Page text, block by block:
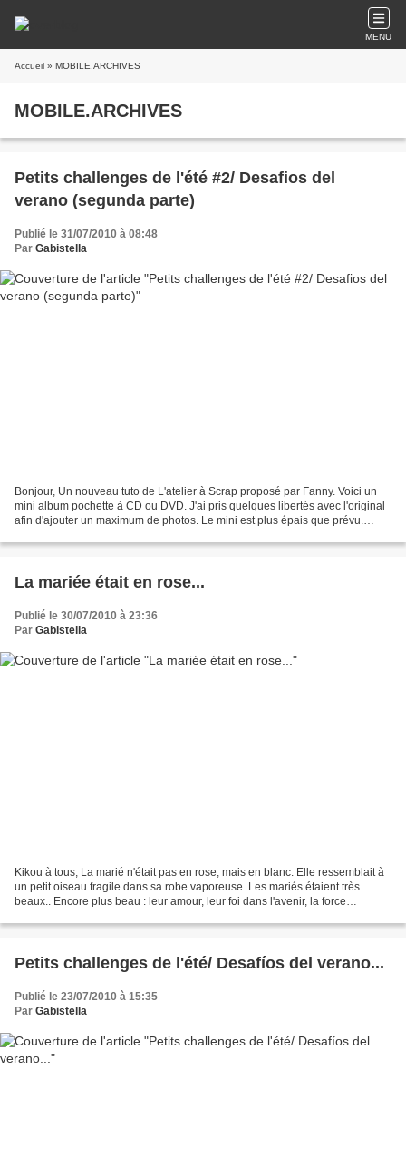
MENU
Accueil » MOBILE.ARCHIVES
MOBILE.ARCHIVES
Petits challenges de l'été #2/ Desafios del
verano (segunda parte)
Publié le 31/07/2010 à 08:48
Par Gabistella
Bonjour, Un nouveau tuto de L'atelier à Scrap proposé par Fanny. Voici un
mini album pochette à CD ou DVD. J'ai pris quelques libertés avec l'original
afin d'ajouter un maximum de photos. Le mini est plus épais que prévu.
La mariée était en rose...
Publié le 30/07/2010 à 23:36
Par Gabistella
Kikou à tous, La marié n'était pas en rose, mais en blanc. Elle ressemblait à
un petit oiseau fragile dans sa robe vaporeuse. Les mariés étaient très
beaux.. Encore plus beau : leur amour, leur foi dans l'avenir, la force
Petits challenges de l'été/ Desafíos del verano...
Publié le 23/07/2010 à 15:35
Par Gabistella